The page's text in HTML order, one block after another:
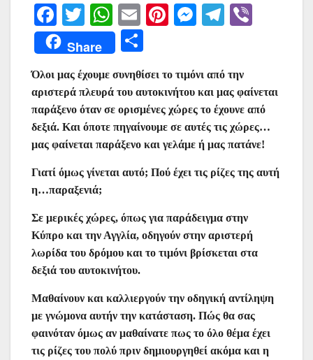
F
a
c
e
b
o
o
k
T
w
itt
er
W
h
at
s
A
p
p
E
m
ai
l
Pi
e
st
M
s
e
n
g
er
T
gr
a
m
Share
οι
ρ
α
σ
τε
ίτ
Όλοι μας έχουμε συνηθίσει το τιμόνι από την
αριστερά πλευρά του αυτοκινήτου και μας φαίνεται
παράξενο όταν σε ορισμένες χώρες το έχουνε από
δεξιά. Και όποτε πηγαίνουμε σε αυτές τις χώρες…
μας φαίνεται παράξενο και γελάμε ή μας πατάνε!
Γιατί όμως γίνεται αυτό; Πού έχει τις ρίζες της αυτή
η…παραξενιά;
Σε μερικές χώρες, όπως για παράδειγμα στην
Κύπρο και την Αγγλία, οδηγούν στην αριστερή
λωρίδα του δρόμου και το τιμόνι βρίσκεται στα
δεξιά του αυτοκινήτου.
Μαθαίνουν και καλλιεργούν την οδηγική αντίληψη
με γνώμονα αυτήν την κατάσταση. Πώς θα σας
φαινόταν όμως αν μαθαίνατε πως το όλο θέμα έχει
τις ρίζες του πολύ πριν δημιουργηθεί ακόμα και η